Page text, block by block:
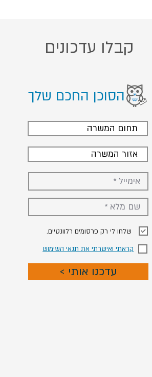
קבלו עדכונים
הסוכן החכם שלך
תחום המשרה
אזור המשרה
קראתי ואישרתי את תנאי השימוש
< עדכנו אותי